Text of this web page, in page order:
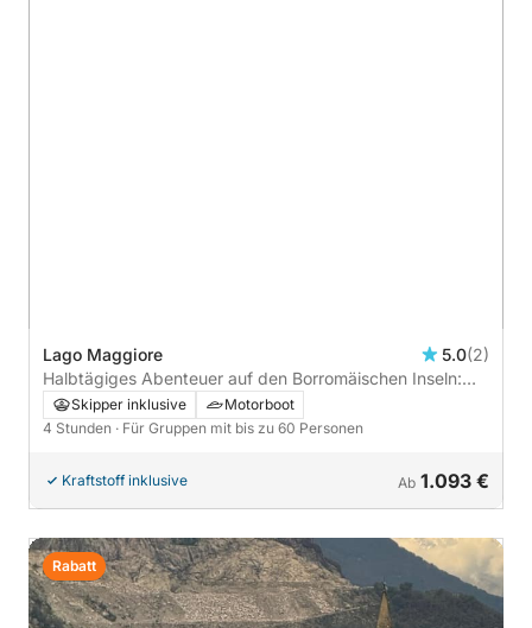
Lago Maggiore 5.0(2)
Halbtägiges Abenteuer auf den Borromäischen Inseln:
Erkunden Sie Isola Bella, Pescatori und Madre
Skipper inklusive
Motorboot
4 Stunden · Für Gruppen mit bis zu 60 Personen
Kraftstoff inklusive Ab 1.093 €
Rabatt